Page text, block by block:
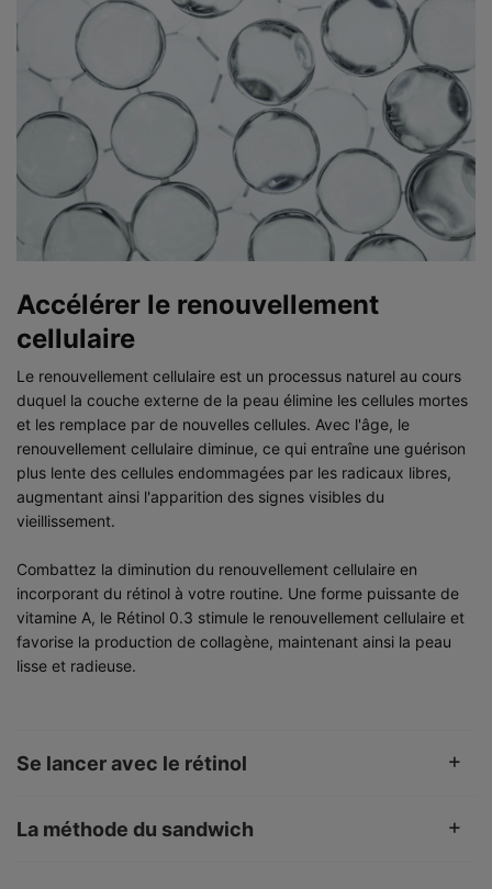
Accélérer le renouvellement
cellulaire
Le renouvellement cellulaire est un processus naturel au cours
duquel la couche externe de la peau élimine les cellules mortes
et les remplace par de nouvelles cellules. Avec l'âge, le
renouvellement cellulaire diminue, ce qui entraîne une guérison
plus lente des cellules endommagées par les radicaux libres,
augmentant ainsi l'apparition des signes visibles du
vieillissement.
Combattez la diminution du renouvellement cellulaire en
incorporant du rétinol à votre routine. Une forme puissante de
vitamine A, le Rétinol 0.3 stimule le renouvellement cellulaire et
favorise la production de collagène, maintenant ainsi la peau
lisse et radieuse.
Se lancer avec le rétinol
La méthode du sandwich